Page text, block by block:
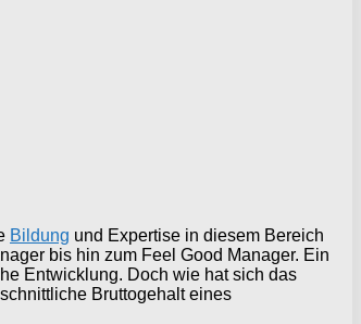
Bildung und Expertise in diesem Bereich
bis hin zum Feel Good Manager. Ein
Entwicklung. Doch wie hat sich das
Bruttogehalt eines